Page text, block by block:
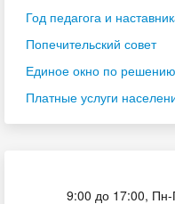
Год педагога и
Попечительский совет
Единое окно по
Платные услуги
9:00 до 17:00,